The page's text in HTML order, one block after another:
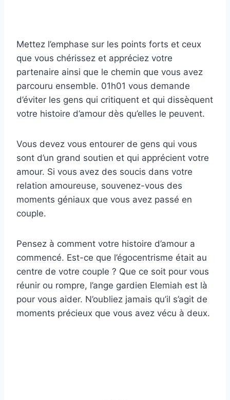
Mettez l’emphase sur les points forts et ceux
que vous chérissez et appréciez votre
partenaire ainsi que le chemin que vous avez
parcouru ensemble. 01h01 vous demande
d’éviter les gens qui critiquent et qui dissèquent
votre histoire d’amour dès qu’elles le peuvent.
Vous devez vous entourer de gens qui vous
sont d’un grand soutien et qui apprécient votre
amour. Si vous avez des soucis dans votre
relation amoureuse, souvenez-vous des
moments géniaux que vous avez passé en
couple.
Pensez à comment votre histoire d’amour a
commencé. Est-ce que l’égocentrisme était au
centre de votre couple ? Que ce soit pour vous
réunir ou rompre, l’ange gardien Elemiah est là
pour vous aider. N’oubliez jamais qu’il s’agit de
moments précieux que vous avez vécu à deux.